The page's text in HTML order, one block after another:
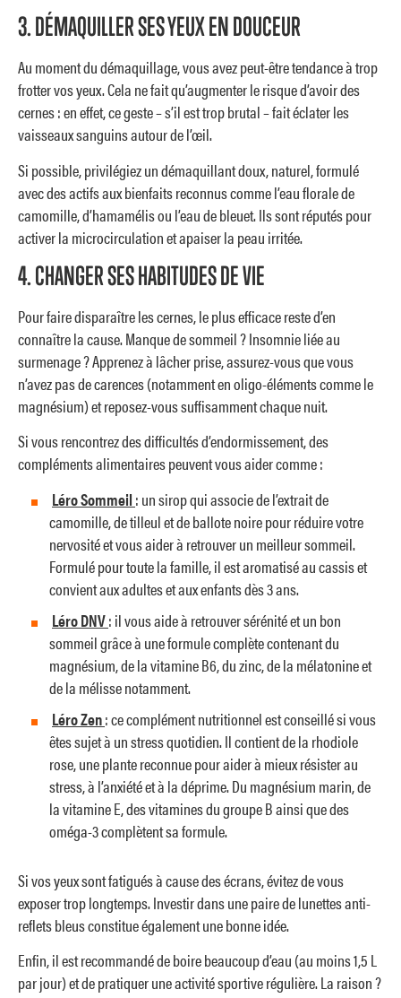
3. DÉMAQUILLER SES YEUX EN DOUCEUR
Au moment du démaquillage, vous avez peut-être tendance à trop
frotter vos yeux. Cela ne fait qu’augmenter le risque d’avoir des
cernes : en effet, ce geste – s’il est trop brutal – fait éclater les
vaisseaux sanguins autour de l’œil.
Si possible, privilégiez un démaquillant doux, naturel, formulé
avec des actifs aux bienfaits reconnus comme l’eau florale de
camomille, d’hamamélis ou l’eau de bleuet. Ils sont réputés pour
activer la microcirculation et apaiser la peau irritée.
4. CHANGER SES HABITUDES DE VIE
Pour faire disparaître les cernes, le plus efficace reste d’en
connaître la cause. Manque de sommeil ? Insomnie liée au
surmenage ? Apprenez à lâcher prise, assurez-vous que vous
n’avez pas de carences (notamment en oligo-éléments comme le
magnésium) et reposez-vous suffisamment chaque nuit.
Si vous rencontrez des difficultés d’endormissement, des
compléments alimentaires peuvent vous aider comme :
Léro Sommeil : un sirop qui associe de l’extrait de
camomille, de tilleul et de ballote noire pour réduire votre
nervosité et vous aider à retrouver un meilleur sommeil.
Formulé pour toute la famille, il est aromatisé au cassis et
convient aux adultes et aux enfants dès 3 ans.
Léro DNV: il vous aide à retrouver sérénité et un bon
sommeil grâce à une formule complète contenant du
magnésium, de la vitamine B6, du zinc, de la mélatonine et
de la mélisse notamment.
Léro Zen: ce complément nutritionnel est conseillé si vous
êtes sujet à un stress quotidien. Il contient de la rhodiole
rose, une plante reconnue pour aider à mieux résister au
stress, à l’anxiété et à la déprime. Du magnésium marin, de
la vitamine E, des vitamines du groupe B ainsi que des
oméga-3 complètent sa formule.
Si vos yeux sont fatigués à cause des écrans, évitez de vous
exposer trop longtemps. Investir dans une paire de lunettes anti-
reflets bleus constitue également une bonne idée.
Enfin, il est recommandé de boire beaucoup d’eau (au moins 1,5 L
par jour) et de pratiquer une activité sportive régulière. La raison ?